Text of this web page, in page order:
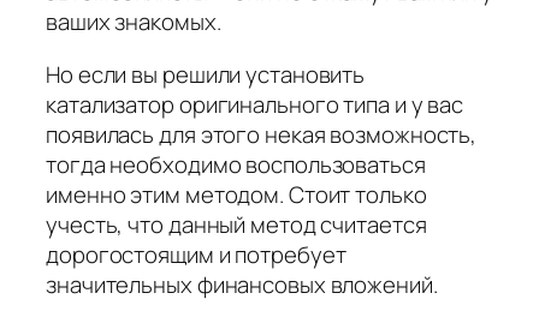
ваших знакомых.
Но если вы решили установить
катализатор оригинального типа и у вас
появилась для этого некая возможность,
тогда необходимо воспользоваться
именно этим методом. Стоит только
учесть, что данный метод считается
дорогостоящим и потребует
значительных финансовых вложений.